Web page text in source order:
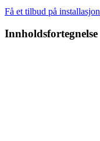
Få et tilbud på installasjon
Innholdsfortegnelse